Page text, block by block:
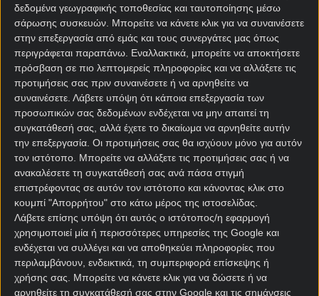
δεδομένα γεωγραφικής τοποθεσίας και ταυτοποίησης μέσω
σάρωσης συσκευών. Μπορείτε να κάνετε κλικ για να συναινέσετε
στην επεξεργασία από εμάς και τους συνεργάτες μας όπως
περιγράφεται παραπάνω. Εναλλακτικά, μπορείτε να αποκτήσετε
πρόσβαση σε πιο λεπτομερείς πληροφορίες και να αλλάξετε τις
προτιμήσεις σας πριν συναινέσετε ή να αρνηθείτε να
συναινέσετε. Λάβετε υπόψη ότι κάποια επεξεργασία των
προσωπικών σας δεδομένων ενδέχεται να μην απαιτεί τη
συγκατάθεσή σας, αλλά έχετε το δικαίωμα να αρνηθείτε αυτήν
την επεξεργασία. Οι προτιμήσεις σας θα ισχύουν μόνο για αυτόν
τον ιστότοπο. Μπορείτε να αλλάξετε τις προτιμήσεις σας ή να
ανακαλέσετε τη συγκατάθεσή σας ανά πάσα στιγμή
επιστρέφοντας σε αυτόν τον ιστότοπο και κάνοντας κλικ στο
κουμπί "Απορρήτου" στο κάτω μέρος της ιστοσελίδας.
Λάβετε επίσης υπόψη ότι αυτός ο ιστότοπος/η εφαρμογή
χρησιμοποιεί μία ή περισσότερες υπηρεσίες της Google και
ενδέχεται να συλλέγει και να αποθηκεύει πληροφορίες που
περιλαμβάνουν, ενδεικτικά, τη συμπεριφορά επίσκεψης ή
χρήσης σας. Μπορείτε να κάνετε κλικ για να δώσετε ή να
αρνηθείτε τη συγκατάθεσή σας στην Google και τις σημάνσεις
Αρχική Σελίδα
Χρήστος Σωτηρακόπουλος
Προγνωστικά
Βαθμολογίες - Στατιστικά
Κουπόνι
Πρόγραμμα TV
Προσφορές*